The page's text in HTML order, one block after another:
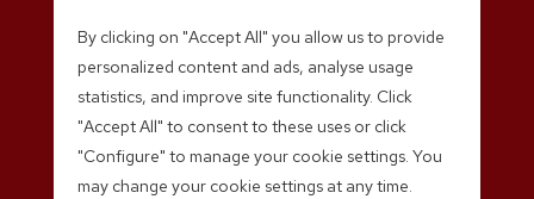
By clicking on "Accept All" you allow us to provide
personalized content and ads, analyse usage
statistics, and improve site functionality. Click
"Accept All" to consent to these uses or click
"Configure" to manage your cookie settings. You
may change your cookie settings at any time.